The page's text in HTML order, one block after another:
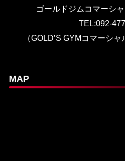
ゴールドジムコマーシ
TEL:092-
（GOLD’S GYMコマーシ
MAP